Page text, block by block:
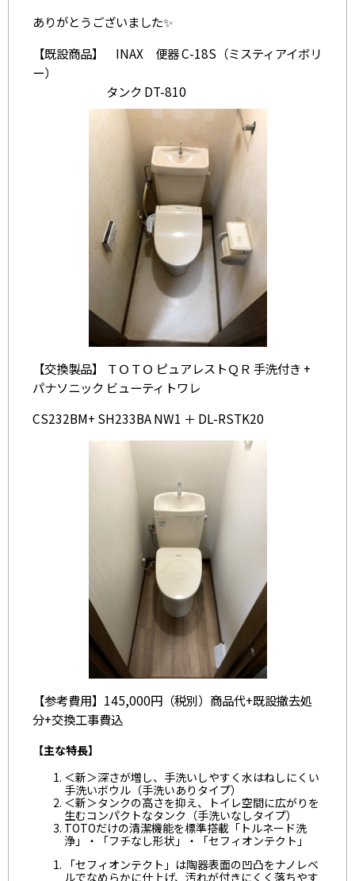
ありがとうございました✨
【既設商品】 INAX 便器 C-18S（ミスティアイボリ
ー）
タンク DT-810
【交換製品】 ＴＯＴＯ ピュアレストＱＲ 手洗付き +
パナソニック ビューティトワレ
CS232BM+ SH233BA NW1 ＋ DL-RSTK20
【参考費用】145,000円（税別）商品代+既設撤去処
分+交換工事費込
【主な特長】
＜新＞深さが増し、手洗いしやすく水はねしにくい
手洗いボウル（手洗いありタイプ）
＜新＞タンクの高さを抑え、トイレ空間に広がりを
生むコンパクトなタンク（手洗いなしタイプ）
TOTOだけの清潔機能を標準搭載「トルネード洗
浄」・「フチなし形状」・「セフィオンテクト」
「セフィオンテクト」は陶器表面の凹凸をナノレベ
ルでなめらかに仕上げ、汚れが付きにくく落ちやす